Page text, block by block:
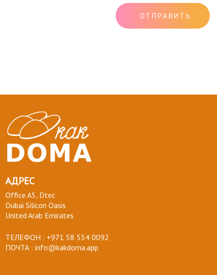
ОТПРАВИТЬ
АДРЕС
Office A5, Dtec
Dubai Silicon Oasis
United Arab Emirates
ТЕЛЕФОН : +971 58 554 0092
ПОЧТА : info@kakdoma.app